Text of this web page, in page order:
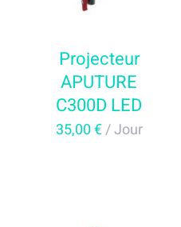
En savoir plus
Contact
Mon devis
Projecteur
APUTURE
C300D LED
35,00€/ Jour